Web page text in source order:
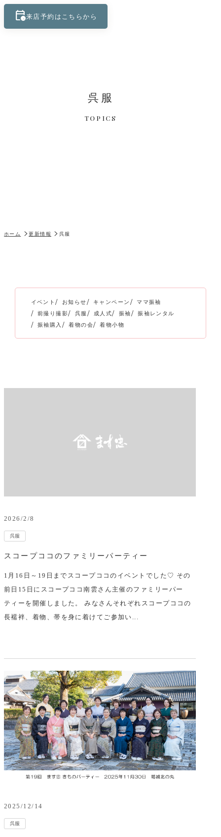
keyboard_control_key
calendar_clock来店予約はこちらから
呉服
TOPICS
ホーム 更新情報 呉服
イベント お知らせ キャンペーン
ママ振袖
前撮り撮影
呉服 成人式 振袖
振袖レンタル
振袖購入
着物の会 着物小物
2026/2/8
呉服
スコープココのファミリーパーティー
1月16日～19日までスコープココのイベントでした♡ その
前日15日にスコープココ南雲さん主催のファミリーパー
ティーを開催しました。 みなさんそれぞれスコープココの
長襦袢、着物、帯を身に着けてご参加い...
2025/12/14
呉服